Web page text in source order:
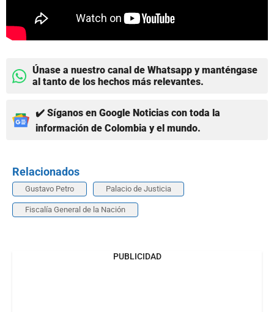
Únase a nuestro canal de Whatsapp y manténgase
al tanto de los hechos más relevantes.
✔️ Síganos en Google Noticias con toda la
información de Colombia y el mundo.
Relacionados
Gustavo Petro Palacio de Justicia
Fiscalía General de la Nación
PUBLICIDAD